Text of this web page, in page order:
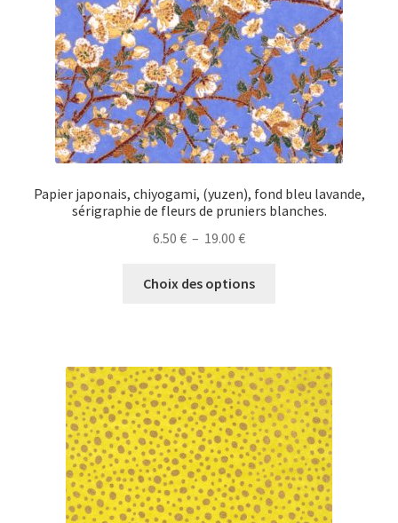
Papier japonais, chiyogami, (yuzen), fond bleu lavande,
sérigraphie de fleurs de pruniers blanches.
6.50 € – 19.00 €Plage
prix :
Choix des options
variations.
Les
options
peuvent
être
choisies
sur
la